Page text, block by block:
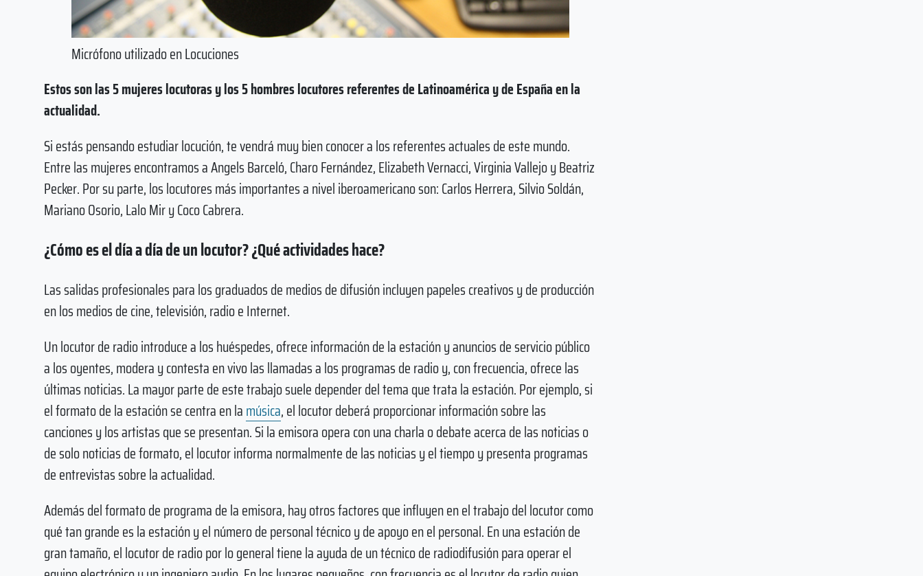
Micrófono utilizado en Locuciones
Estos son las 5 mujeres locutoras y los 5 hombres locutores referentes de Latinoamérica y de España en la
actualidad.
Si estás pensando estudiar locución, te vendrá muy bien conocer a los referentes actuales de este mundo.
Entre las mujeres encontramos a Angels Barceló, Charo Fernández, Elizabeth Vernacci, Virginia Vallejo y Beatriz
Pecker. Por su parte, los locutores más importantes a nivel iberoamericano son: Carlos Herrera, Silvio Soldán,
Mariano Osorio, Lalo Mir y Coco Cabrera.
¿Cómo es el día a día de un locutor? ¿Qué actividades hace?
Las salidas profesionales para los graduados de medios de difusión incluyen papeles creativos y de producción
en los medios de cine, televisión, radio e Internet.
Un locutor de radio introduce a los huéspedes, ofrece información de la estación y anuncios de servicio público
a los oyentes, modera y contesta en vivo las llamadas a los programas de radio y, con frecuencia, ofrece las
últimas noticias. La mayor parte de este trabajo suele depender del tema que trata la estación. Por ejemplo, si
el formato de la estación se centra en lamúsica, el locutor deberá proporcionar información sobre las
canciones y los artistas que se presentan. Si la emisora ​​opera con una charla o debate acerca de las noticias o
de solo noticias de formato, el locutor informa normalmente de las noticias y el tiempo y presenta programas
de entrevistas sobre la actualidad.
Además del formato de programa de la emisora, hay otros factores que influyen en el trabajo del locutor como
qué tan grande es la estación y el número de personal técnico y de apoyo en el personal. En una estación de
gran tamaño, el locutor de radio por lo general tiene la ayuda de un técnico de radiodifusión para operar el